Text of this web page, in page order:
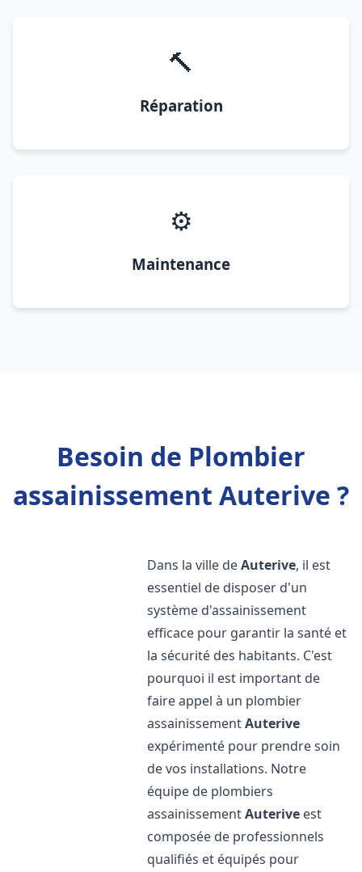
🔨
Réparation
⚙️
Maintenance
Besoin de Plombier
assainissement Auterive ?
Dans la ville deAuterive, il est
essentiel de disposer d'un
système d'assainissement
efficace pour garantir la santé et
la sécurité des habitants. C'est
pourquoi il est important de
faire appel à un plombier
assainissementAuterive
expérimenté pour prendre soin
de vos installations. Notre
équipe de plombiers
assainissementAuterive est
composée de professionnels
qualifiés et équipés pour